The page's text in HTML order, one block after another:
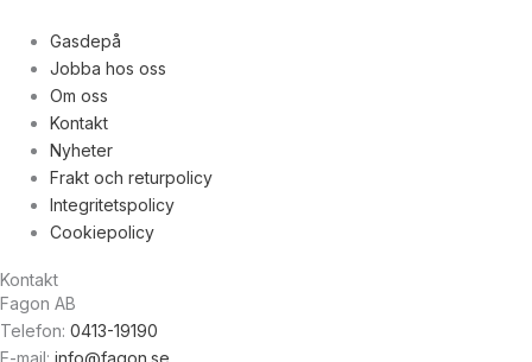
Gasdepå
Jobba hos oss
Om oss
Kontakt
Nyheter
Frakt och returpolicy
Integritetspolicy
Cookiepolicy
Kontakt
Fagon AB
Telefon: 0413-19190
E-mail: info@fagon.se